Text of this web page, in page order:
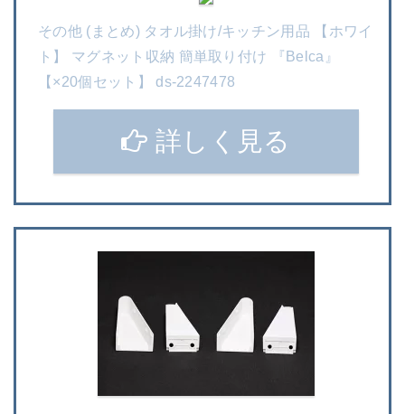
その他 (まとめ) タオル掛け/キッチン用品 【ホワイ
ト】 マグネット収納 簡単取り付け 『Belca』
【×20個セット】 ds-2247478
詳しく見る